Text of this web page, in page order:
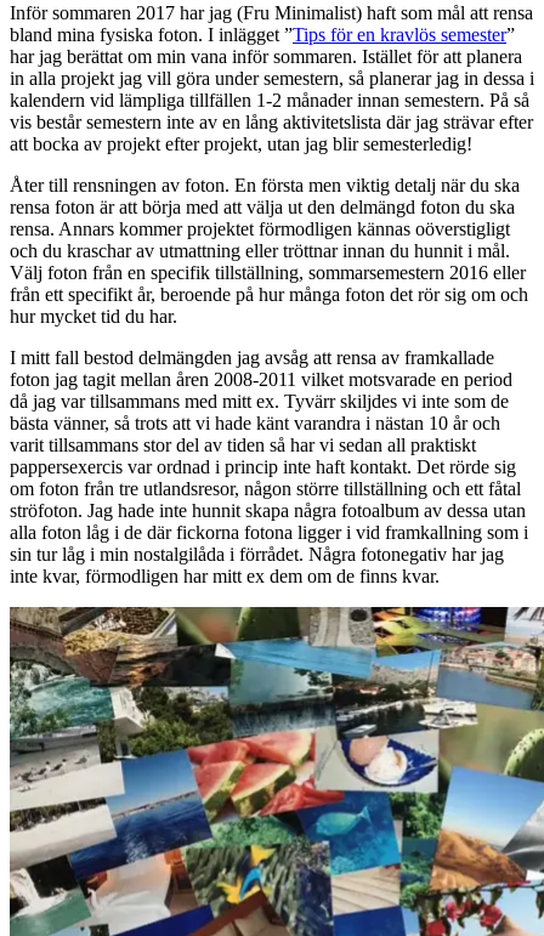
Inför sommaren 2017 har jag (Fru Minimalist) haft som mål att rensa
bland mina fysiska foton. I inlägget ”Tips för en kravlös semester”
har jag berättat om min vana inför sommaren. Istället för att planera
in alla projekt jag vill göra under semestern, så planerar jag in dessa i
kalendern vid lämpliga tillfällen 1-2 månader innan semestern. På så
vis består semestern inte av en lång aktivitetslista där jag strävar efter
att bocka av projekt efter projekt, utan jag blir semesterledig!
Åter till rensningen av foton. En första men viktig detalj när du ska
rensa foton är att börja med att välja ut den delmängd foton du ska
rensa. Annars kommer projektet förmodligen kännas oöverstigligt
och du kraschar av utmattning eller tröttnar innan du hunnit i mål.
Välj foton från en specifik tillställning, sommarsemestern 2016 eller
från ett specifikt år, beroende på hur många foton det rör sig om och
hur mycket tid du har.
I mitt fall bestod delmängden jag avsåg att rensa av framkallade
foton jag tagit mellan åren 2008-2011 vilket motsvarade en period
då jag var tillsammans med mitt ex. Tyvärr skiljdes vi inte som de
bästa vänner, så trots att vi hade känt varandra i nästan 10 år och
varit tillsammans stor del av tiden så har vi sedan all praktiskt
pappersexercis var ordnad i princip inte haft kontakt. Det rörde sig
om foton från tre utlandsresor, någon större tillställning och ett fåtal
ströfoton. Jag hade inte hunnit skapa några fotoalbum av dessa utan
alla foton låg i de där fickorna fotona ligger i vid framkallning som i
sin tur låg i min nostalgilåda i förrådet. Några fotonegativ har jag
inte kvar, förmodligen har mitt ex dem om de finns kvar.